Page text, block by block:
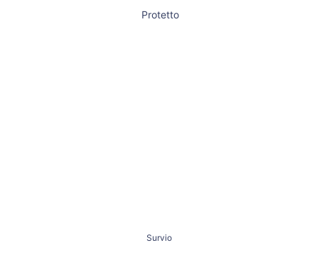
Protetto
Survio